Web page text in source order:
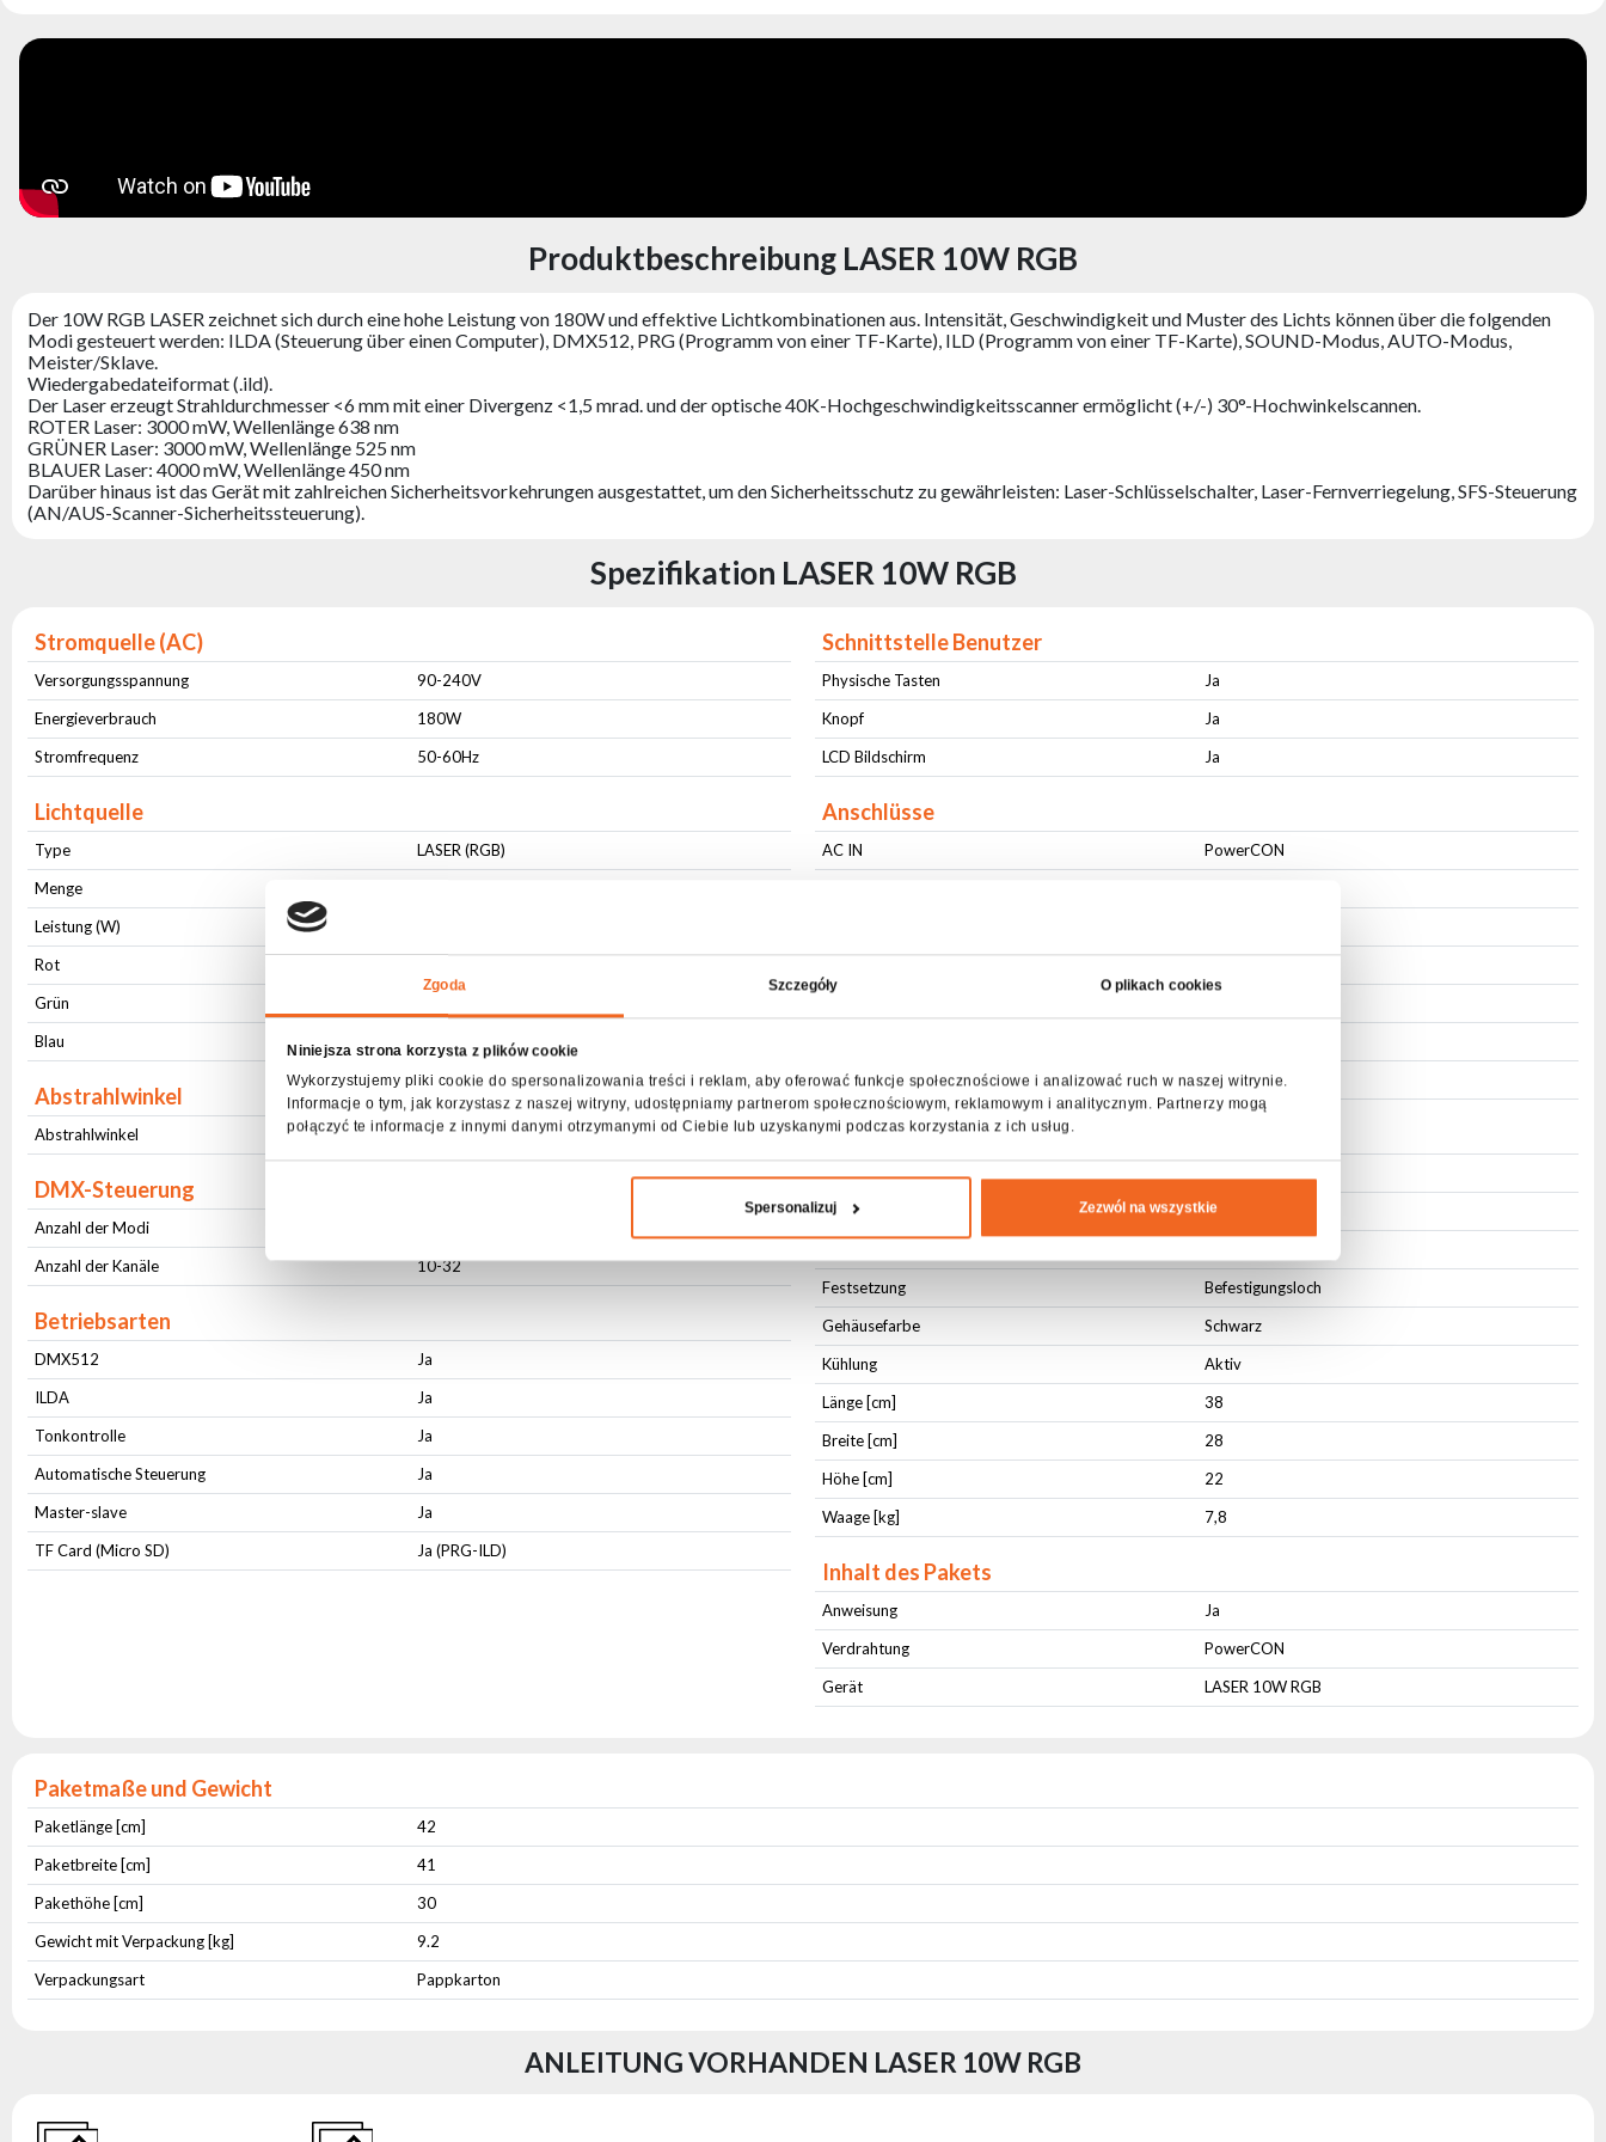
Zgoda Szczegóły O plikach cookies
Niniejsza strona korzysta z plików cookie
Wykorzystujemy pliki cookie do spersonalizowania treści i reklam, aby oferować funkcje społecznościowe i analizować ruch w naszej witrynie.
Informacje o tym, jak korzystasz z naszej witryny, udostępniamy partnerom społecznościowym, reklamowym i analitycznym. Partnerzy mogą
połączyć te informacje z innymi danymi otrzymanymi od Ciebie lub uzyskanymi podczas korzystania z ich usług.
Spersonalizuj Zezwól na wszystkie
Produktbeschreibung LASER 10W RGB
Der 10W RGB LASER zeichnet sich durch eine hohe Leistung von 180W und effektive Lichtkombinationen aus. Intensität, Geschwindigkeit und Muster des Lichts können über die folgenden
Modi gesteuert werden: ILDA (Steuerung über einen Computer), DMX512, PRG (Programm von einer TF-Karte), ILD (Programm von einer TF-Karte), SOUND-Modus, AUTO-Modus,
Meister/Sklave.
Wiedergabedateiformat (.ild).
Der Laser erzeugt Strahldurchmesser <6 mm mit einer Divergenz <1,5 mrad. und der optische 40K-Hochgeschwindigkeitsscanner ermöglicht (+/-) 30°-Hochwinkelscannen.
ROTER Laser: 3000 mW, Wellenlänge 638 nm
GRÜNER Laser: 3000 mW, Wellenlänge 525 nm
BLAUER Laser: 4000 mW, Wellenlänge 450 nm
Darüber hinaus ist das Gerät mit zahlreichen Sicherheitsvorkehrungen ausgestattet, um den Sicherheitsschutz zu gewährleisten: Laser-Schlüsselschalter, Laser-Fernverriegelung, SFS-Steuerung
(AN/AUS-Scanner-Sicherheitssteuerung).
Spezifikation LASER 10W RGB
Stromquelle (AC)
Versorgungsspannung
90-240V
Energieverbrauch
180W
Stromfrequenz
50-60Hz
Lichtquelle
Type
LASER (RGB)
Menge
Leistung (W)
Rot
Grün
Blau
4000mW, Wellenlänge 450nm
Abstrahlwinkel
Abstrahlwinkel Veränderbar (30⁰)
DMX-Steuerung
Anzahl der Modi
Anzahl der Kanäle
10-32
Betriebsarten
DMX512
Ja
ILDA
Ja
Tonkontrolle
Ja
Automatische Steuerung
Ja
Master-slave
Ja
TF Card (Micro SD)
Ja (PRG-ILD)
Schnittstelle Benutzer
Physische Tasten
Ja
Knopf
Ja
LCD Bildschirm
Ja
Anschlüsse
AC IN
PowerCON
ILDA OUT
Ja
Physikalische Parameter
IP-Schutzstufe
Typ Gehäuse
Aluminium
Festsetzung
Befestigungsloch
Gehäusefarbe
Schwarz
Kühlung
Aktiv
Länge [cm]
38
Breite [cm]
28
Höhe [cm]
22
Waage [kg]
7,8
Inhalt des Pakets
Anweisung
Ja
Verdrahtung
PowerCON
Gerät
LASER 10W RGB
Paketmaße und Gewicht
Paketlänge [cm]
42
Paketbreite [cm]
41
Pakethöhe [cm]
30
Gewicht mit Verpackung [kg]
9.2
Verpackungsart
Pappkarton
ANLEITUNG VORHANDEN LASER 10W RGB